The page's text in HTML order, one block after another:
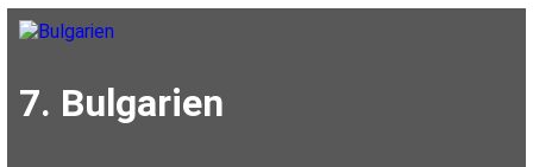
7. Bulgarien